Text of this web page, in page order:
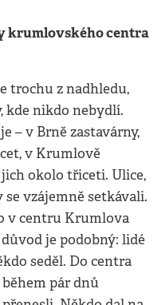
krumlovského centra
trochu z nadhledu,
kde nikdo nebydlí.
– v Brně zastavárny,
v Krumlově
okolo třiceti. Ulice,
se vzájemně setkávali.
v centru Krumlova
je podobný: lidé
seděl. Do centra
pár dnů